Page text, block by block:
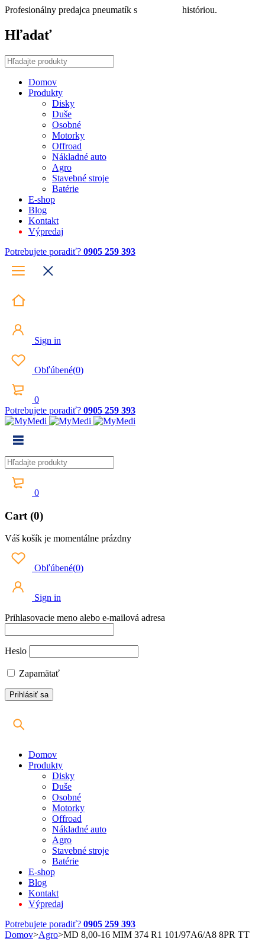
Profesionálny predajca pneumatík s históriou.
Hľadať
Domov
Produkty
Disky
Duše
Osobné
Motorky
Offroad
Nákladné auto
Agro
Stavebné stroje
Batérie
E-shop
Blog
Kontakt
Výpredaj
Potrebujete poradiť? 0905 259 393
Sign in
Obľúbené(0)
0
Potrebujete poradiť? 0905 259 393
0
Cart (0)
Váš košík je momentálne prázdny
Obľúbené(0)
Sign in
Prihlasovacie meno alebo e-mailová adresa
Heslo
Zapamätať
Domov
Produkty
Disky
Duše
Osobné
Motorky
Offroad
Nákladné auto
Agro
Stavebné stroje
Batérie
E-shop
Blog
Kontakt
Výpredaj
Potrebujete poradiť? 0905 259 393
Domov>Agro>MD 8,00-16 MIM 374 R1 101/97A6/A8 8PR TT